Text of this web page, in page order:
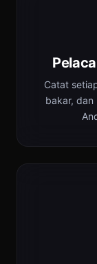
Catat
bakar, dan